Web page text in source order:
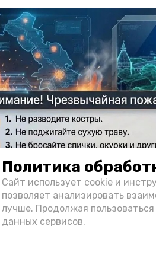
Политика
Сайт использует cookie и
позволяет анализировать
лучше. Продолжая
данных сервисов.